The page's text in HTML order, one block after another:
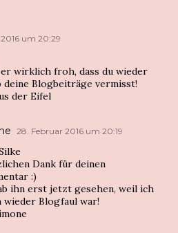
um 20:29
wirklich froh, dass du wieder
deine Blogbeiträge vermisst!
der Eifel
28. Februar 2016 um 20:19
Dank für deinen
:)
ihn erst jetzt gesehen, weil ich
wieder Blogfaul war!